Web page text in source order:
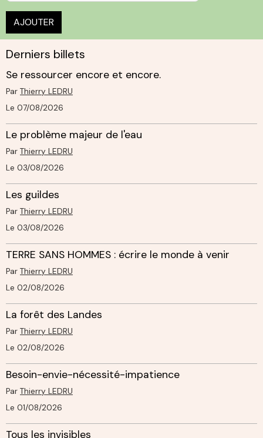
AJOUTER
Derniers billets
Se ressourcer encore et encore.
Par Thierry LEDRU
Le 07/08/2026
Le problème majeur de l'eau
Par Thierry LEDRU
Le 03/08/2026
Les guildes
Par Thierry LEDRU
Le 03/08/2026
TERRE SANS HOMMES : écrire le monde à venir
Par Thierry LEDRU
Le 02/08/2026
La forêt des Landes
Par Thierry LEDRU
Le 02/08/2026
Besoin-envie-nécessité-impatience
Par Thierry LEDRU
Le 01/08/2026
Tous les invisibles